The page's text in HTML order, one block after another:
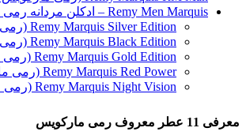
Remy Men Marquis – ادکلن مردانه رمی مارکویس رمی
Remy Marquis Silver Edition (رمی مارکویس سیلور ادیشن)
Remy Marquis Black Edition (رمی مارکویس بلک ادیشن)
Remy Marquis Gold Edition (رمی مارکویس گلد ادیشن)
Remy Marquis Red Power (رمی مارکویس رد پاور)
Remy Marquis Night Vision (رمی مارکویس نایت ویژن)
معرفی 11 عطر معروف رمی مارکویس